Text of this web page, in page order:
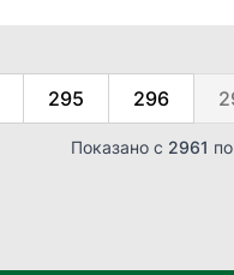
295 296
Показано с 2961 по